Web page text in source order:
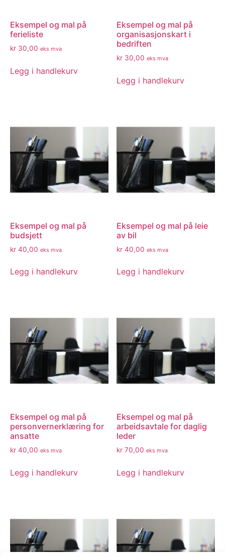
Eksempel og mal på
ferieliste
kr 30,00 eks mva
Legg i handlekurv
Eksempel og mal på
organisasjonskart i
bedriften
kr 30,00 eks mva
Legg i handlekurv
Eksempel og mal på
budsjett
kr 40,00 eks mva
Legg i handlekurv
Eksempel og mal på leie
av bil
kr 40,00 eks mva
Legg i handlekurv
Eksempel og mal på
personvernerklæring for
ansatte
kr 40,00 eks mva
Legg i handlekurv
Eksempel og mal på
arbeidsavtale for daglig
leder
kr 70,00 eks mva
Legg i handlekurv